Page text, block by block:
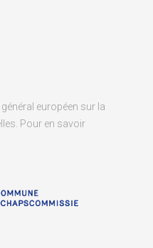
européen sur la
Pour en savoir